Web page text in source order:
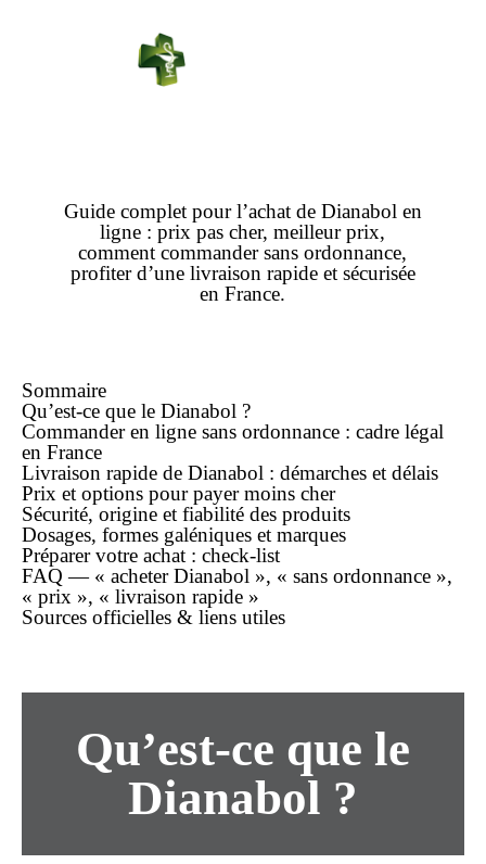
Guide complet pour l’achatde Dianabol en
ligne :prix pas cher,meilleur prix,
commentcommandersans ordonnance,
profiter d’une livraison rapideet sécurisée
en France.
Sommaire
Qu’est-ce que le Dianabol ?
Commanderen ligne sans ordonnance : cadre légal
en France
Livraison rapide de Dianabol : démarches et délais
Prix et options pour payer moins cher
Sécurité, origine et fiabilité des produits
Dosages, formes galéniques et marques
Préparer votre achat : check-list
FAQ — « acheter Dianabol », « sans ordonnance »,
« prix », « livraison rapide »
Sources officielles & liens utiles
Qu’est-ce que le
Dianabol ?